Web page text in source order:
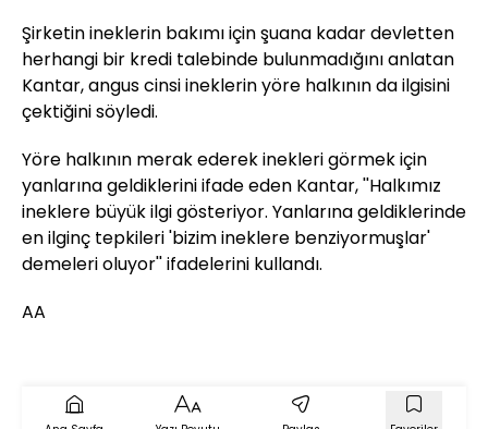
Şirketin ineklerin bakımı için şuana kadar devletten
herhangi bir kredi talebinde bulunmadığını anlatan
Kantar, angus cinsi ineklerin yöre halkının da ilgisini
çektiğini söyledi.
Yöre halkının merak ederek inekleri görmek için
yanlarına geldiklerini ifade eden Kantar, ''Halkımız
ineklere büyük ilgi gösteriyor. Yanlarına geldiklerinde
en ilginç tepkileri 'bizim ineklere benziyormuşlar'
demeleri oluyor'' ifadelerini kullandı.
AA